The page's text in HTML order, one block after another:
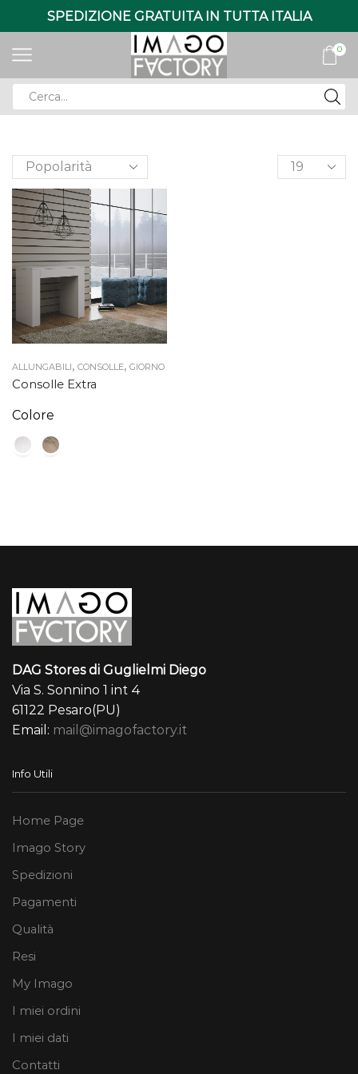
SPEDIZIONE GRATUITA IN TUTTA ITALIA
0
input
Products
per
ALLUNGABILI, CONSOLLE, GIORNO
Consolle Extra
Colore
DAG Stores di Guglielmi Diego
Via S. Sonnino 1 int 4
61122 Pesaro(PU)
Email: mail@imagofactory.it
Info Utili
Home Page
Imago Story
Spedizioni
Pagamenti
Qualità
Resi
My Imago
I miei ordini
I miei dati
Contatti